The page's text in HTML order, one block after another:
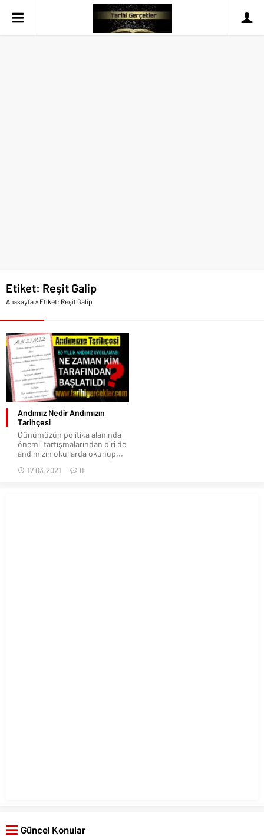
Etiket: Reşit Galip
Anasayfa » Etiket: Reşit Galip
Andımız Nedir Andımızın
Tarihçesi
Günümüzün politika alanında
önemli tartışmalarından biri de
andımızın okullarda okunup...
17.03.2021 0
Güncel Konular